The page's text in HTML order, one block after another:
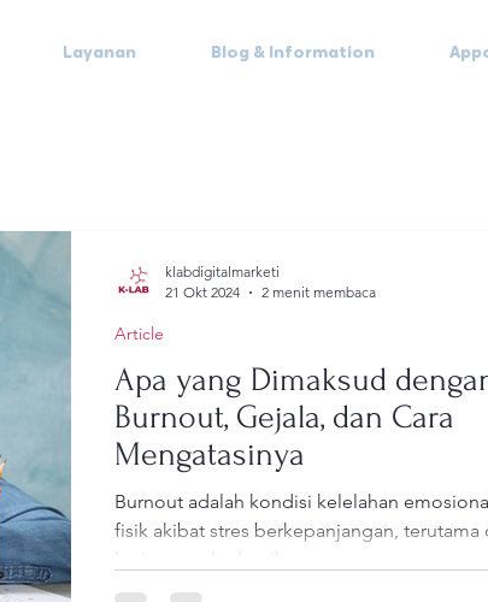
Layanan Blog & Information
Apa yang Dimaksud
Burnout, Gejala, dan Cara
Mengatasinya
Burnout adalah kondisi kelelahan
fisik akibat stres berkepanjangan,
kerja atau akademik
Article
klabdigitalmarketi
21 Okt 2024
2 menit membaca